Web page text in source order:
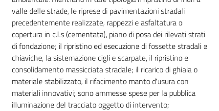
valle delle strade, le riprese di pavimentazioni stradali
precedentemente realizzate, rappezzi e asfaltatura o
copertura in c.l.s (cementata), piano di posa dei rilevati strati
di fondazione; il ripristino ed esecuzione di fossette stradali e
chiaviche, la sistemazione cigli e scarpate, il ripristino e
consolidamento massicciata stradale; il ricarico di ghiaia o
materiale stabilizzato, il rifacimento manto d'usura con
materiali innovativi; sono ammesse spese per la pubblica
illuminazione del tracciato oggetto di intervento;